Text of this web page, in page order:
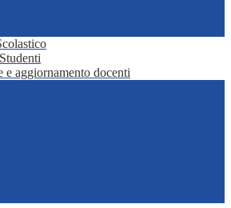
e aggiornamento docenti